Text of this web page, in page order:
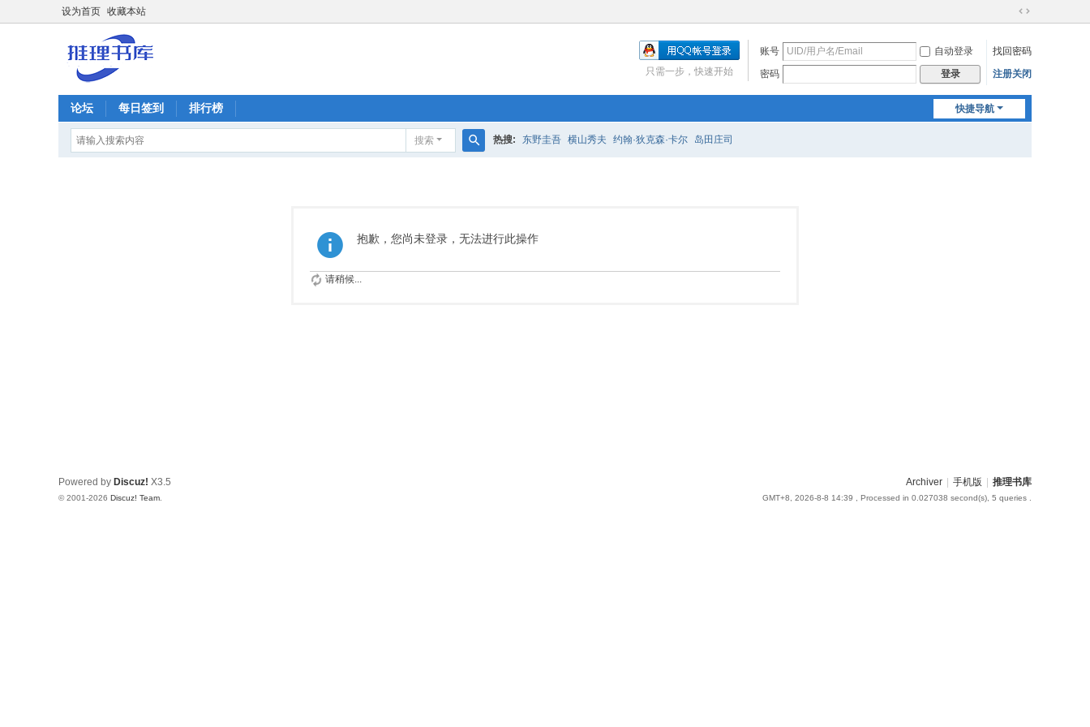
设为首页 收藏本站
切
到
宽
账号 自动登录
找回密码
密码
登录 注册关闭
只需一步，快速开始
快捷导航
论坛 每日签到 排行榜
搜索 热搜: 东野圭吾 横山秀夫 约翰·狄克森·卡尔 岛田庄司
抱歉，您尚未登录，无法进行此操作
请稍候...
Archiver 手机版 推理书库
GMT+8, 2026-8-8 14:39 , Processed in 0.027038 second(s), 5 queries .
Powered by Discuz! X3.5
© 2001-2026 Discuz! Team